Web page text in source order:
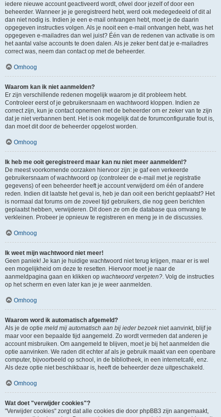
iedere nieuwe account geactiveerd wordt, ofwel door jezelf of door een
beheerder. Wanneer je je geregistreerd hebt, werd ook medegedeeld of dit al
dan niet nodig is. Indien je een e-mail ontvangen hebt, moet je de daarin
opgegeven instructies volgen. Als je nooit een e-mail ontvangen hebt, was het
opgegeven e-mailadres dan wel juist? Één van de redenen van activatie is om
het aantal valse accounts te doen dalen. Als je zeker bent dat je e-mailadres
correct was, neem dan contact op met de beheerder.
Omhoog
Waarom kan ik niet aanmelden?
Er zijn verschillende redenen mogelijk waarom je dit probleem hebt.
Controleer eerst of je gebruikersnaam en wachtwoord kloppen. Indien ze
correct zijn, kun je contact opnemen met de beheerder om er zeker van te zijn
dat je niet verbannen bent. Het is ook mogelijk dat de forumconfiguratie fout is,
dan moet dit door de beheerder opgelost worden.
Omhoog
Ik heb me ooit geregistreerd maar kan nu niet meer aanmelden!?
De meest voorkomende oorzaken hiervoor zijn: je gaf een verkeerde
gebruikersnaam of wachtwoord op (controleer de e-mail met je registratie
gegevens) of een beheerder heeft je account verwijderd om één of andere
reden. Indien dit laatste het geval is, heb je dan ooit een bericht geplaatst? Het
is normaal dat forums om de zoveel tijd gebruikers, die nog geen berichten
geplaatst hebben, verwijderen. Dit doen ze om de database qua omvang te
verkleinen. Probeer je opnieuw te registreren en meng je in de discussies.
Omhoog
Ik weet mijn wachtwoord niet meer!
Geen paniek! Je kan je huidige wachtwoord niet terug krijgen, maar er is wel
een mogelijkheid om deze te resetten. Hiervoor moet je naar de
aanmeldpagina gaan en klikken op wachtwoord vergeten?. Volg de instructies
op het scherm en even later kan je je weer aanmelden.
Omhoog
Waarom word ik automatisch afgemeld?
Als je de optie meld mij automatisch aan bij ieder bezoekniet aanvinkt, blijf je
maar voor een bepaalde tijd aangemeld. Zo wordt vermeden dat anderen je
account misbruiken. Om aangemeld te blijven, moet je bij het aanmelden die
optie aanvinken. We raden dit echter af als je gebruik maakt van een openbare
computer, bijvoorbeeld op school, in de bibliotheek, in een internetcafé, enz.
Als deze optie niet beschikbaar is, heeft de beheerder deze uitgeschakeld.
Omhoog
Wat doet "verwijder cookies"?
"Verwijder cookies" zorgt dat alle cookies die door phpBB3 zijn aangemaakt,